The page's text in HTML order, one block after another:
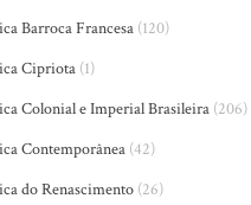
Barroca Francesa (120)
Cipriota (1)
Colonial e Imperial Brasileira (206)
Contemporânea (42)
do Renascimento (26)